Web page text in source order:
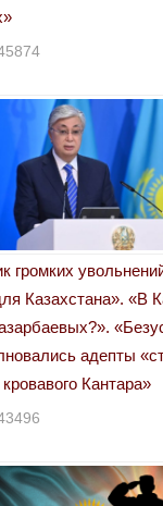
громких
Казахстана». «В
адепты
Кантара»